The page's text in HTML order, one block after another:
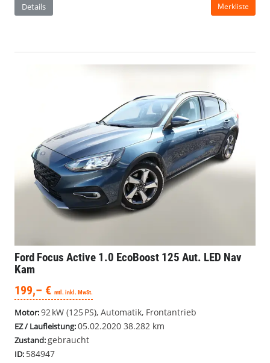
Details
Merkliste
Ford Focus Active 1.0 EcoBoost 125 Aut. LED Nav
Kam
199,– € mtl. inkl. MwSt.
Motor:92 kW (125 PS), Automatik, Frontantrieb
EZ / Laufleistung:05.02.2020 38.282 km
Zustand: gebraucht
ID: 584947